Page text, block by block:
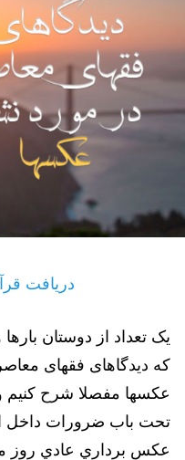
دریافت
يک تعداد از دوستان
كه دیدگاهای فقهای
عکسها مفصلا شرح كنيم
تحت باب ضرورات داخل
عكس برداري عادي روز